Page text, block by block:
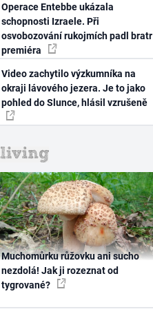
Operace Entebbe ukázala
schopnosti Izraele. Při
osvobozování rukojmích padl bratr
premiéra
Video zachytilo výzkumníka na
okraji lávového jezera. Je to jako
pohled do Slunce, hlásil vzrušeně
Muchomůrku růžovku ani sucho
nezdolá! Jak ji rozeznat od
tygrované?